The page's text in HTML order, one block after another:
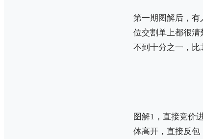
第一期图解后，有
位交割单上都很清
不到十分之一，比
图解1，直接竞价
体高开，直接反包